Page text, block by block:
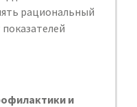
рациональный
и